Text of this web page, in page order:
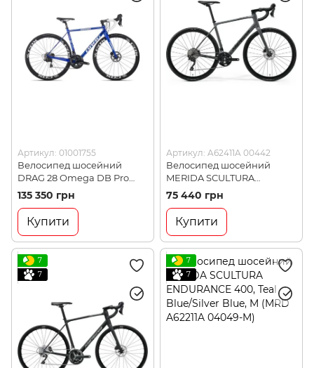
Артикул: 01001755
Велосипед шосейний
DRAG 28 Omega DB Pro
105-21 R7000 M-520 21
Blue/White (01001755)
135 350 грн
Купити
Артикул: A62411A 00442
Велосипед шосейний
MERIDA SCULTURA
ENDURANCE GR 500 II1,
MATT COOL GREY, XL
(A62411A 00442)
75 440 грн
Купити
7
7
7
7